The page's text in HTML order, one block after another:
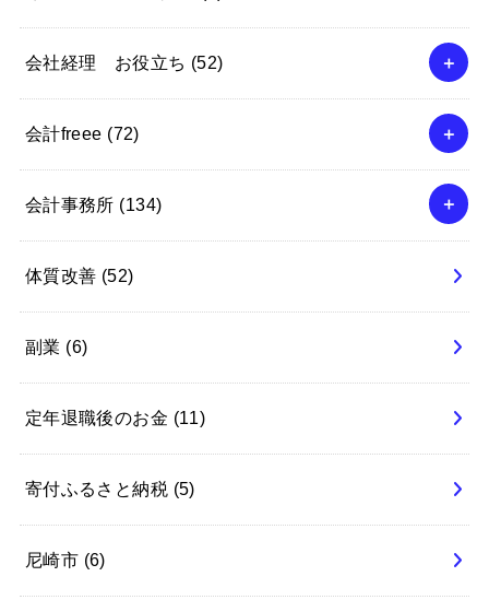
会社経理 お役立ち (52)
会計freee (72)
会計事務所 (134)
体質改善 (52)
副業 (6)
定年退職後のお金 (11)
寄付ふるさと納税 (5)
尼崎市 (6)